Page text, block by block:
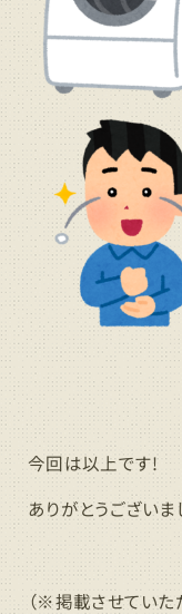
今回は以上です!
ありがとうございま
（※掲載させてい